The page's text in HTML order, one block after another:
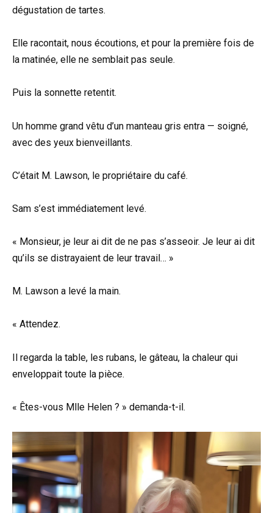
dégustation de tartes.
Elle racontait, nous écoutions, et pour la première fois de
la matinée, elle ne semblait pas seule.
Puis la sonnette retentit.
Un homme grand vêtu d’un manteau gris entra — soigné,
avec des yeux bienveillants.
C’était M. Lawson, le propriétaire du café.
Sam s’est immédiatement levé.
« Monsieur, je leur ai dit de ne pas s’asseoir. Je leur ai dit
qu’ils se distrayaient de leur travail… »
M. Lawson a levé la main.
« Attendez.
Il regarda la table, les rubans, le gâteau, la chaleur qui
enveloppait toute la pièce.
« Êtes-vous Mlle Helen ? » demanda-t-il.